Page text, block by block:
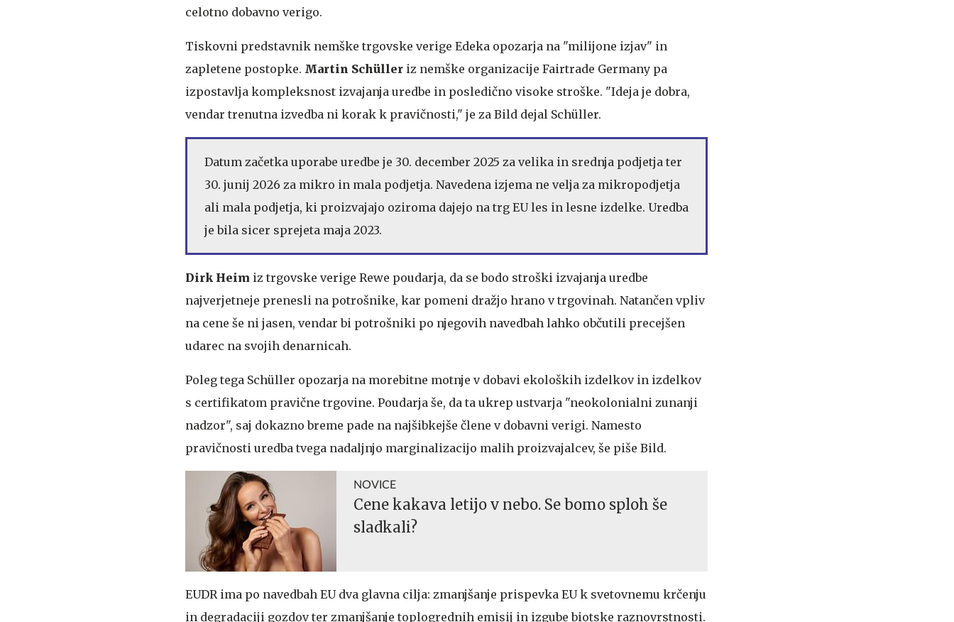
celotno dobavno verigo.
Tiskovni predstavnik nemške trgovske verige Edeka opozarja na "milijone izjav" in
zapletene postopke. Martin Schüller iz nemške organizacije Fairtrade Germany pa
izpostavlja kompleksnost izvajanja uredbe in posledično visoke stroške. "Ideja je dobra,
vendar trenutna izvedba ni korak k pravičnosti," je za Bild dejal Schüller.
Datum začetka uporabe uredbe je 30. december 2025 za velika in srednja podjetja ter
30. junij 2026 za mikro in mala podjetja. Navedena izjema ne velja za mikropodjetja
ali mala podjetja, ki proizvajajo oziroma dajejo na trg EU les in lesne izdelke. Uredba
je bila sicer sprejeta maja 2023.
Dirk Heim iz trgovske verige Rewe poudarja, da se bodo stroški izvajanja uredbe
najverjetneje prenesli na potrošnike, kar pomeni dražjo hrano v trgovinah. Natančen vpliv
na cene še ni jasen, vendar bi potrošniki po njegovih navedbah lahko občutili precejšen
udarec na svojih denarnicah.
Poleg tega Schüller opozarja na morebitne motnje v dobavi ekoloških izdelkov in izdelkov
s certifikatom pravične trgovine. Poudarja še, da ta ukrep ustvarja "neokolonialni zunanji
nadzor", saj dokazno breme pade na najšibkejše člene v dobavni verigi. Namesto
pravičnosti uredba tvega nadaljnjo marginalizacijo malih proizvajalcev, še piše Bild.
NOVICE
Cene kakava letijo v nebo. Se bomo sploh še
sladkali?
EUDR ima po navedbah EU dva glavna cilja: zmanjšanje prispevka EU k svetovnemu krčenju
in degradaciji gozdov ter zmanjšanje toplogrednih emisij in izgube biotske raznovrstnosti.